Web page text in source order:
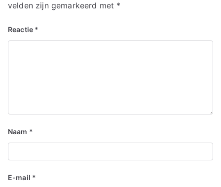
velden zijn gemarkeerd met *
Reactie *
Naam *
E-mail *